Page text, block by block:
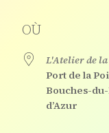
OÙ
L'Atelier de
Port de la
Bouches-
d’Azur